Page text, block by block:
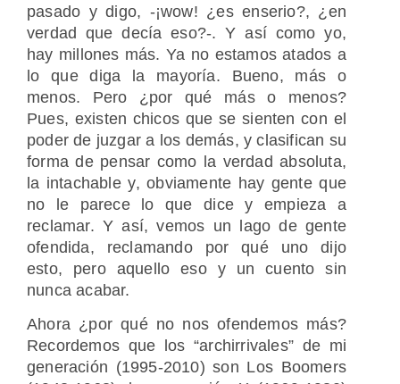
pasado y digo, -¡wow! ¿es enserio?, ¿en
verdad que decía eso?-. Y así como yo,
hay millones más. Ya no estamos atados a
lo que diga la mayoría. Bueno, más o
menos. Pero ¿por qué más o menos?
Pues, existen chicos que se sienten con el
poder de juzgar a los demás, y clasifican su
forma de pensar como la verdad absoluta,
la intachable y, obviamente hay gente que
no le parece lo que dice y empieza a
reclamar. Y así, vemos un lago de gente
ofendida, reclamando por qué uno dijo
esto, pero aquello eso y un cuento sin
nunca acabar.
Ahora ¿por qué no nos ofendemos más?
Recordemos que los “archirrivales” de mi
generación (1995-2010) son Los Boomers